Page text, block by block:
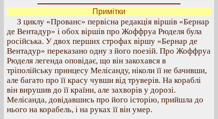
Примітки
З циклу «Прованс» первісна редакція віршів «Бернар
де Вентадур» і обох віршів про Жоффруа Рюделя була
російська. У двох перших строфах віршу «Бернар де
Вентадур» переказано одну з його поезій. Про Жоффруа
Рюделя легенда оповідає, що він закохався в
тріполійську принцесу Мелісанду, ніколи її не бачивши,
але багато про її красу чувши від труверів. На кораблі
він вирушив до її країни, але захворів у дорозі.
Мелісанда, довідавшись про його історію, прийшла до
нього на корабель, і на руках її він умер.